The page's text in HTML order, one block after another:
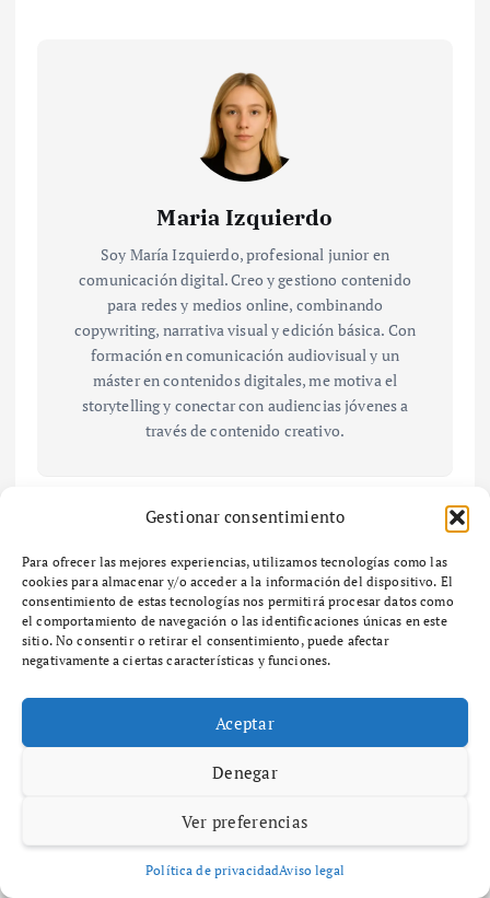
Gestionar consentimiento
Para ofrecer las mejores experiencias, utilizamos tecnologías como las
cookies para almacenar y/o acceder a la información del dispositivo. El
consentimiento de estas tecnologías nos permitirá procesar datos como
el comportamiento de navegación o las identificaciones únicas en este
sitio. No consentir o retirar el consentimiento, puede afectar
negativamente a ciertas características y funciones.
Aceptar
Denegar
Ver preferencias
Política de privacidadAviso legal
Maria Izquierdo
Soy María Izquierdo, profesional junior en
comunicación digital. Creo y gestiono contenido
para redes y medios online, combinando
copywriting, narrativa visual y edición básica. Con
formación en comunicación audiovisual y un
máster en contenidos digitales, me motiva el
storytelling y conectar con audiencias jóvenes a
través de contenido creativo.
N
a
v
e
Cómo
elaborar un
informe de
gestión
para tu
Cómo
combatir la
infoxicació
n y mejorar
de
n
Related Posts